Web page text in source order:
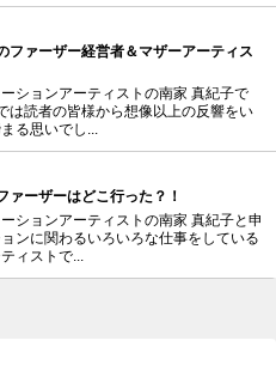
ファーザー経営者＆マザーアーティス
ションアーティストの南家 真紀子で
は読者の皆様から想像以上の反響をい
る思いでし...
ァーザーはどこ行った？！
ションアーティストの南家 真紀子と申
ンに関わるいろいろな仕事をしている
ィストで...